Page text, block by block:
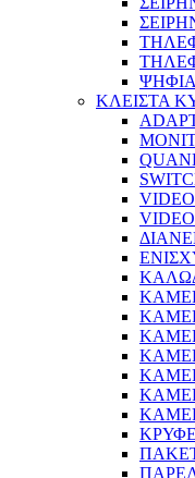
ΚΛΕΙΣΤΑ